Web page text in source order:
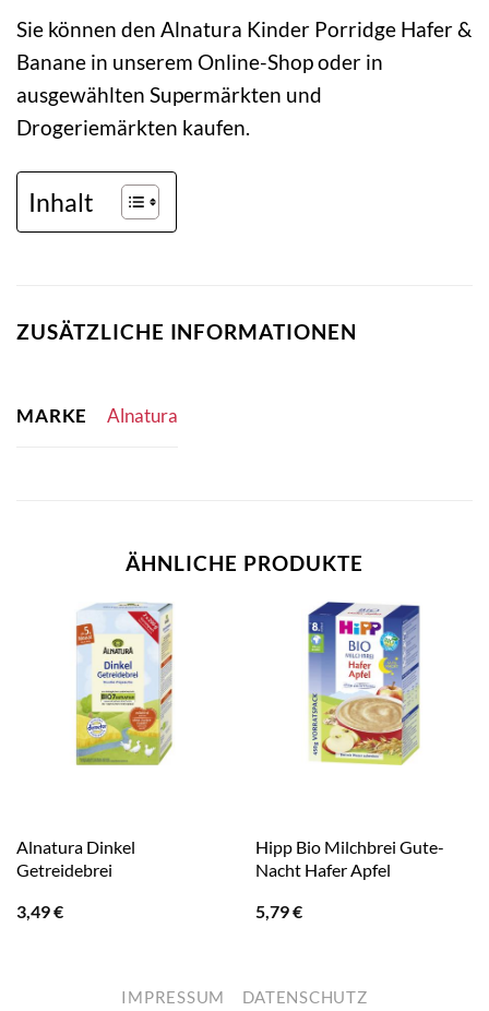
Sie können den Alnatura Kinder Porridge Hafer &
Banane in unserem Online-Shop oder in
ausgewählten Supermärkten und
Drogeriemärkten kaufen.
Inhalt
ZUSÄTZLICHE INFORMATIONEN
MARKE Alnatura
ÄHNLICHE PRODUKTE
Alnatura Dinkel
Getreidebrei
3,49€
Hipp Bio Milchbrei Gute-
Nacht Hafer Apfel
5,79€
IMPRESSUM DATENSCHUTZ